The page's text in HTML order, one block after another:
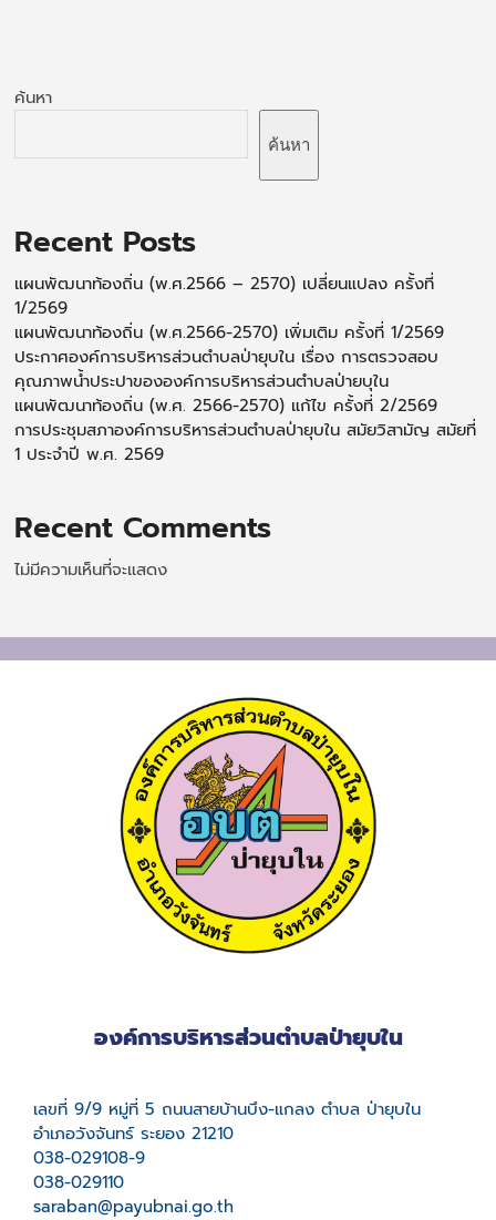
ค้นหา
ค้นหา
Recent Posts
แผนพัฒนาท้องถิ่น (พ.ศ.2566 – 2570) เปลี่ยนแปลง ครั้งที่
1/2569
แผนพัฒนาท้องถิ่น (พ.ศ.2566-2570) เพิ่มเติม ครั้งที่ 1/2569
ประกาศองค์การบริหารส่วนตำบลป่ายุบใน เรื่อง การตรวจสอบ
คุณภาพน้ำประปาขององค์การบริหารส่วนตำบลป่ายบุใน
แผนพัฒนาท้องถิ่น (พ.ศ. 2566-2570) แก้ไข ครั้งที่ 2/2569
การประชุมสภาองค์การบริหารส่วนตำบลป่ายุบใน สมัยวิสามัญ สมัยที่
1 ประจำปี พ.ศ. 2569
Recent Comments
ไม่มีความเห็นที่จะแสดง
องค์การบริหารส่วนตำบลป่ายุบใน
เลขที่ 9/9 หมู่ที่ 5 ถนนสายบ้านบึง-แกลง ตำบล ป่ายุบใน
อำเภอวังจันทร์ ระยอง 21210
038-029108-9
038-029110
saraban@payubnai.go.th